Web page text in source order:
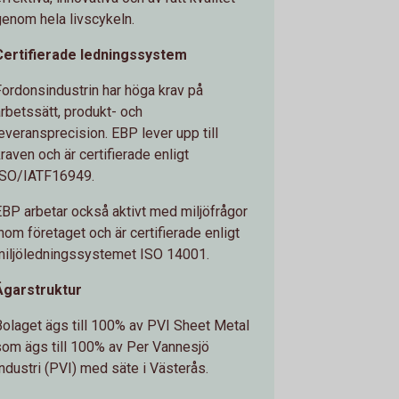
hela livscykeln.
ledningssystem
har höga krav på
produkt- och
EBP lever upp till
och är certifierade enligt
IATF16949.
arbetar också aktivt med miljöfrågor
företaget och är certifierade enligt
ISO 14001.
ägs till 100% av PVI Sheet Metal
ägs till 100% av Per Vannesjö
(PVI) med säte i Västerås.